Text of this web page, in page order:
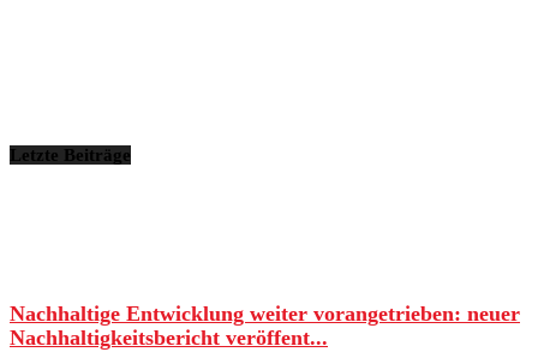
Letzte Beiträge
Nachhaltige Entwicklung weiter vorangetrieben: neuer
Nachhaltigkeitsbericht veröffent...